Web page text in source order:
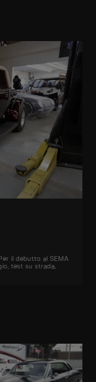
il debutto al SEMA
test su strada,